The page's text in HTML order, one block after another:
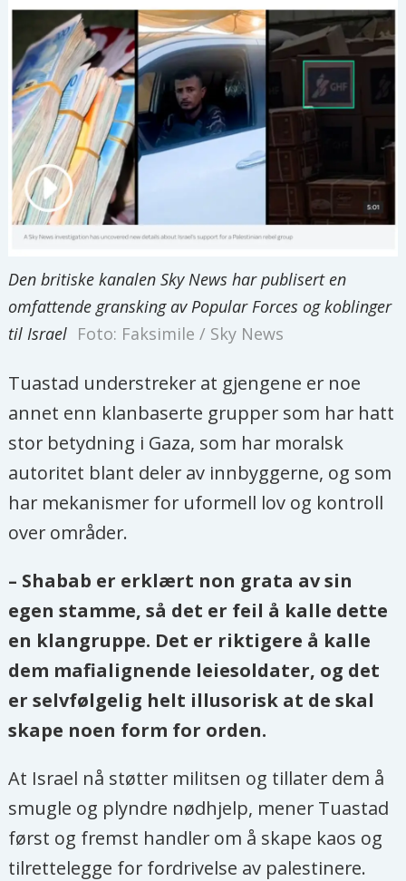
Den britiske kanalen Sky News har publisert en
omfattende gransking av Popular Forces og koblinger
til Israel Foto: Faksimile / Sky News
Tuastad understreker at gjengene er noe
annet enn klanbaserte grupper som har hatt
stor betydning i Gaza, som har moralsk
autoritet blant deler av innbyggerne, og som
har mekanismer for uformell lov og kontroll
over områder.
– Shabab er erklært non grata av sin
egen stamme, så det er feil å kalle dette
en klangruppe. Det er riktigere å kalle
dem mafialignende leiesoldater, og det
er selvfølgelig helt illusorisk at de skal
skape noen form for orden.
At Israel nå støtter militsen og tillater dem å
smugle og plyndre nødhjelp, mener Tuastad
først og fremst handler om å skape kaos og
tilrettelegge for fordrivelse av palestinere.